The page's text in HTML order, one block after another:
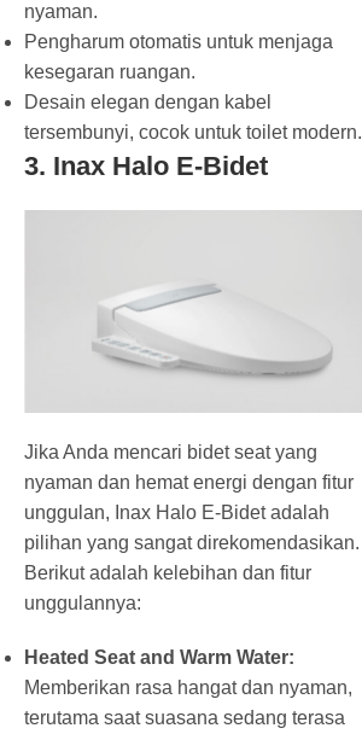
nyaman.
Pengharum otomatis untuk menjaga
kesegaran ruangan.
Desain elegan dengan kabel
tersembunyi, cocok untuk toilet modern.
3. Inax Halo E-Bidet
Jika Anda mencari bidet seat yang
nyaman dan hemat energi dengan fitur
unggulan, Inax Halo E-Bidet adalah
pilihan yang sangat direkomendasikan.
Berikut adalah kelebihan dan fitur
unggulannya:
Heated Seat and Warm Water:
Memberikan rasa hangat dan nyaman,
terutama saat suasana sedang terasa